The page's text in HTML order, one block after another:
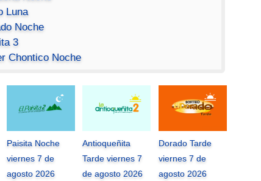
Luna
Noche
3
Chontico Noche
Paisita Noche
viernes 7 de
agosto 2026
Antioqueñita
Tarde viernes 7
de agosto 2026
Dorado Tarde
viernes 7 de
agosto 2026